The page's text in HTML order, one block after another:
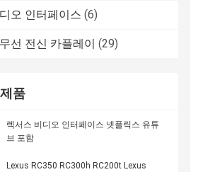
오 인터페이스 (6)
선 전신 카플레이 (29)
품
렉서스 비디오 인터페이스 넷플릭스 유튜
브 포함
Lexus RC350 RC300h RC200t Lexus